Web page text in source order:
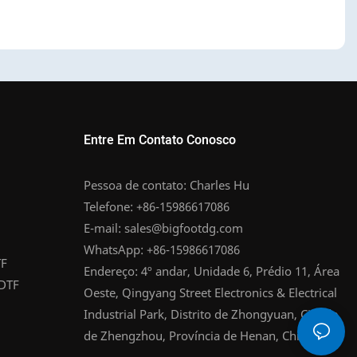
Entre Em Contato Conosco
Pessoa de contato: Charles Hu
Telefone: +86-15986617086
E-mail: sales@bigfootdg.com
WhatsApp: +86-15986617086
Endereço: 4º andar, Unidade 6, Prédio 11, Área
Oeste, Qingyang Street Electronics & Electrical
Industrial Park, Distrito de Zhongyuan, Cidade
de Zhengzhou, Província de Henan, China